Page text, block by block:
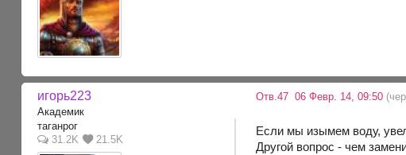
игорь223
Академик
таганрог
31.2K
21.5K
Отв.47 06 Февр. 14, 09:50
Если мы изымем воду,
Другой вопрос - чем